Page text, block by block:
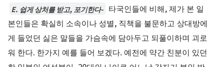
E. 쉽게 상처를 받고, 포기한다- 타국인들에 비해, 제가 본 일
본인들은 확실히 소속이나 성별, 직책을 불문하고 상대방에
게 들었던 싫은 말들을 가슴속에 담아두고 되풀이하며 괴로
워 한다. 한가지 예를 들어 보겠다. 예전에 약간 친분이 있던